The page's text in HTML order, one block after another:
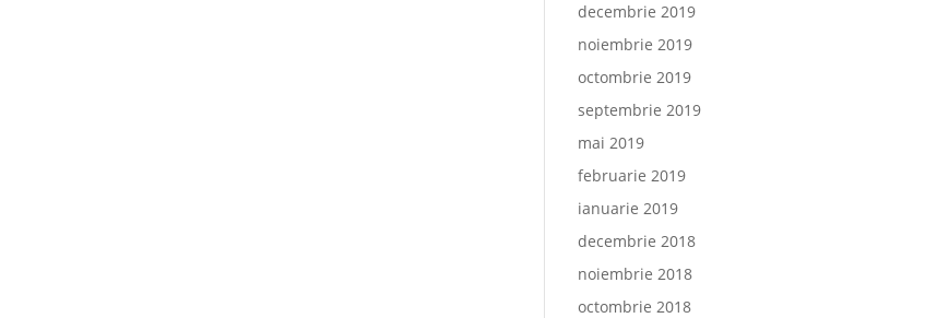
decembrie 2019
noiembrie 2019
octombrie 2019
septembrie 2019
mai 2019
februarie 2019
ianuarie 2019
decembrie 2018
noiembrie 2018
octombrie 2018